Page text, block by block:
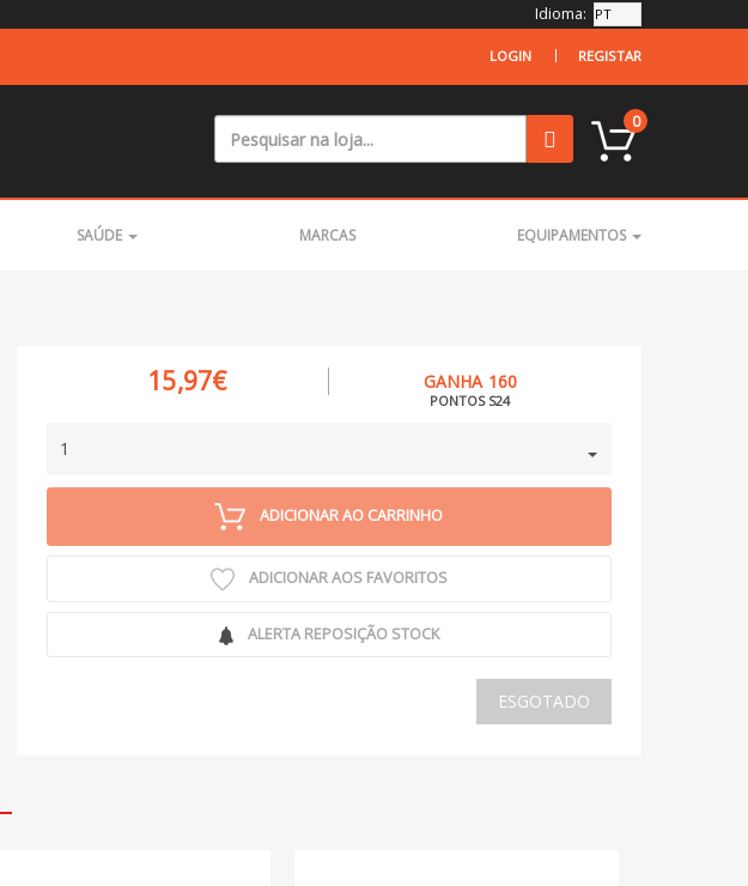
Idioma:
LOGIN REGISTAR
0
SAÚDE MARCAS EQUIPAMENTOS
15,97€ GANHA 160
PONTOS S24
1
ADICIONAR AO CARRINHO
ADICIONAR AOS FAVORITOS
ALERTA REPOSIÇÃO STOCK
ESGOTADO